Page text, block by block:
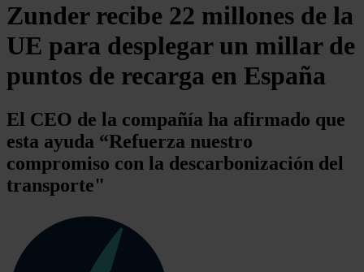
Zunder recibe 22 millones de la
UE para desplegar un millar de
puntos de recarga en España
El CEO de la compañía ha afirmado que
esta ayuda “Refuerza nuestro
compromiso con la descarbonización del
transporte"